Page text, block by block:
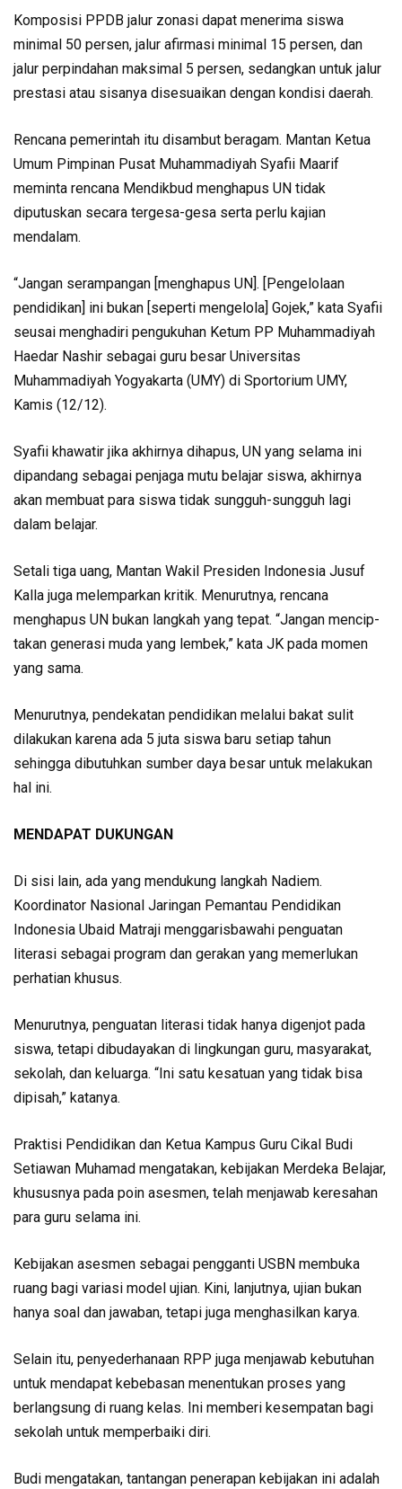
Komposisi PPDB jalur zonasi dapat menerima siswa
minimal 50 persen, jalur afirmasi minimal 15 persen, dan
jalur perpindahan maksimal 5 persen, sedangkan untuk jalur
prestasi atau sisanya disesuaikan dengan kondisi daerah.
Rencana pemerintah itu disambut beragam. Mantan Ketua
Umum Pim­pinan Pusat Muhammadiyah Syafii Maarif
meminta ren­cana Mendikbud menghapus UN tidak
diputuskan secara terge­sa-gesa serta perlu kajian
mendalam.
“Jangan serampangan [menghapus UN]. [Pengelolaan
pendidikan] ini bukan [seperti mengelola] Gojek,” kata Syafii
seusai menghadiri pengukuhan Ketum PP Muhammadiyah
Haedar Nashir sebagai guru besar Universitas
Muhammadiyah Yogyakarta (UMY) di Sportorium UMY,
Kamis (12/12).
Syafii khawatir jika akhirnya dihapus, UN yang selama ini
dipan­dang sebagai penjaga mutu belajar siswa, akhirnya
akan membuat para siswa tidak sung­guh-sungguh lagi
dalam belajar.
Setali tiga uang, Mantan Wakil Pre­siden Indonesia Jusuf
Kalla juga melem­parkan kritik. Menurutnya, rencana
menghapus UN bukan lang­kah yang tepat. “Jangan men­cip­
takan generasi muda yang lem­bek,” kata JK pada momen
yang sama.
Menurutnya, pendekatan pendidikan melalui bakat sulit
dilakukan karena ada 5 juta siswa baru setiap tahun
sehingga dibutuhkan sumber daya besar untuk melakukan
hal ini.
MENDAPAT DUKUNGAN
Di sisi lain, ada yang mendu­kung langkah Nadiem.
Koordinator Nasional Jaringan Pemantau Pendi­dikan
Indonesia Ubaid Matraji menggarisbawahi penguat­an
literasi sebagai program dan gerakan yang memerlukan
perhatian khusus.
Menurutnya, penguatan literasi tidak hanya digenjot pada
siswa, tetapi dibudayakan di lingkungan guru, masyarakat,
sekolah, dan keluarga. “Ini satu kesatuan yang tidak bisa
dipisah,” katanya.
Praktisi Pendidikan dan Ketua Kampus Guru Cikal Budi
Setiawan Muhamad mengatakan, kebijakan Merdeka Belajar,
khususnya pada poin asesmen, telah menjawab keresahan
para guru selama ini.
Kebijakan asesmen sebagai peng­ganti USBN membuka
ruang bagi variasi model ujian. Kini, lanjutnya, ujian bukan
hanya soal dan jawaban, tetapi juga menghasilkan karya.
Selain itu, penyederhanaan RPP juga menjawab kebutuhan
untuk mendapat kebebasan menentukan proses yang
berlangsung di ruang kelas. Ini memberi kesempatan bagi
sekolah untuk memperbaiki diri.
Budi mengatakan, tantangan penerap­an kebijakan ini adalah